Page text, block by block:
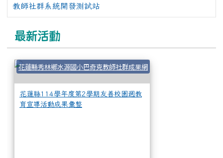
教師社群系統開發測試站
最新活動
花蓮縣秀林鄉水源國小巴奇克教師社群成果網
花蓮縣114學年度第2學期友善校園週教
育宣導活動成果彙整